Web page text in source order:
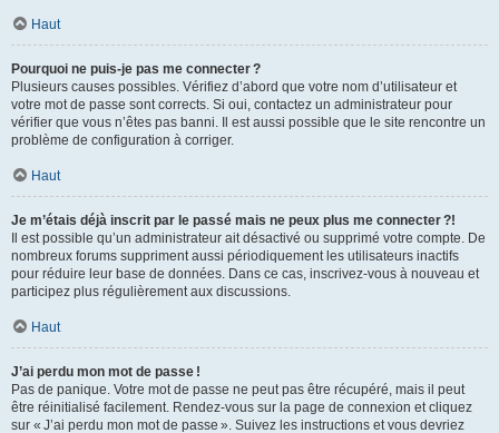
Haut
Pourquoi ne puis-je pas me connecter ?
Plusieurs causes possibles. Vérifiez d’abord que votre nom d’utilisateur et
votre mot de passe sont corrects. Si oui, contactez un administrateur pour
vérifier que vous n’êtes pas banni. Il est aussi possible que le site rencontre un
problème de configuration à corriger.
Haut
Je m’étais déjà inscrit par le passé mais ne peux plus me connecter ?!
Il est possible qu’un administrateur ait désactivé ou supprimé votre compte. De
nombreux forums suppriment aussi périodiquement les utilisateurs inactifs
pour réduire leur base de données. Dans ce cas, inscrivez-vous à nouveau et
participez plus régulièrement aux discussions.
Haut
J’ai perdu mon mot de passe !
Pas de panique. Votre mot de passe ne peut pas être récupéré, mais il peut
être réinitialisé facilement. Rendez-vous sur la page de connexion et cliquez
sur « J’ai perdu mon mot de passe ». Suivez les instructions et vous devriez